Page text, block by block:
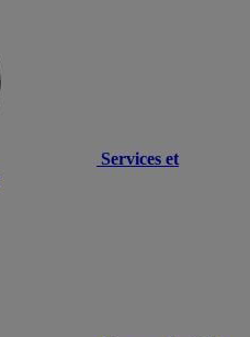
Services et